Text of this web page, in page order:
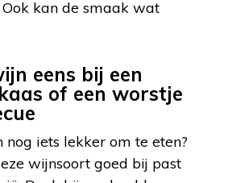
kan de smaak wat
eens bij een
of een worstje
iets lekker om te eten?
wijnsoort goed bij past